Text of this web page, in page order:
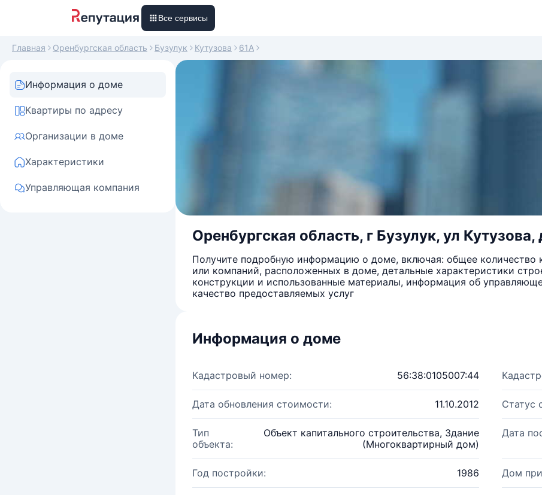
Все сервисы
Главная Оренбургская область Бузулук Кутузова 61А
Информация о доме
Квартиры по адресу
Организации в доме
Характеристики
Управляющая компания
Оренбургская область, г Бузулук, ул Кутузова,
Получите подробную информацию о доме, включая: общее количество
или компаний, расположенных в доме, детальные характеристики
конструкции и использованные материалы, информация об
качество предоставляемых услуг
Информация о доме
Кадастровый номер: 56:38:0105007:44
Дата обновления стоимости: 11.10.2012 Статус
Тип
объекта:
Объект капитального строительства, Здание
(Многоквартирный дом)
Дата
Год постройки: 1986 Дом